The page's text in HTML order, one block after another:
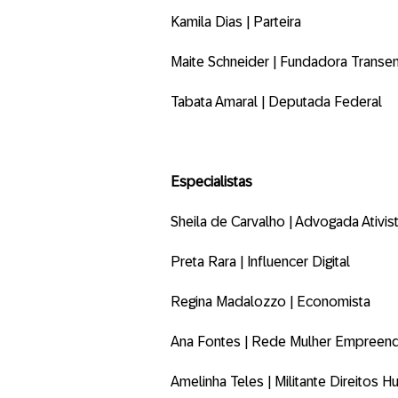
Kamila Dias | Parteira
Maite Schneider | Fundadora
Tabata Amaral | Deputada Federal
Especialistas
Sheila de Carvalho | Advogada
Preta Rara | Influencer Digital
Regina Madalozzo | Economista
Ana Fontes | Rede Mulher
Amelinha Teles | Militante Direitos